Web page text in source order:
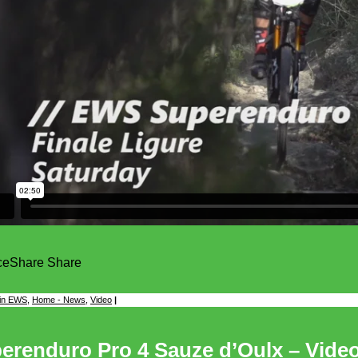
Share Share
EWS Home - News Video
Pro 4 Sauze d’Oulx –